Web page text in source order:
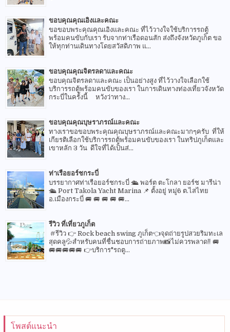
ขอบคุณคุณเอิงและคณะ
ขอขอบพระคุณคุณเอิงและคณะ ที่ไว้วางใจใช้บริการรถตู้
พร้อมคนขับกับเรา รับจากท่าเรือดอนสัก ส่งถึงจังหวัดภูเก็ต ขอ
ให้ทุกท่านเดินทางโดยสวัสดิภาพ แ...
ขอบคุณคุณจิตรลดาและคณะ
ขอบคุณจิตรลดาและคณะ เป็นอย่างสูง ที่ไว้วางใจเลือกใช้
บริการรถตู้พร้อมคนขับของเรา ในการเดินทางท่องเที่ยวจังหวัด
กระบี่ในครั้งนี้ หวังว่าทาง...
ขอบคุณคุณบุษราภรณ์และคณะ
ทางเราขอขอบพระคุณคุณบุษราภรณ์และคณะมากๆครับ ที่ให้
เกียรติเลือกใช้บริการรถตู้พร้อมคนขับของเรา ในทริปภูเก็ตและ
เขาหลัก 3 วัน ดีใจที่ได้เป็นส่...
ท่าเรือยอร์ชกระบี่
บรรยากาศท่าเรือยอร์ชกระบี่ 🛳 พอร์ต ตะโกลา ยอร์ช มารีน่า
🛳 Port Takola Yacht Marina 📌 ตั้งอยู่ หมู่6 ต.ไสไทย
อ.เมืองกระบี่ 🚐 🚐 🚐 🚐 🚐...
รีวิว ที่เที่ยวภูเก็ต
#รีวิว 👉 Rock beach swing ภูเก็ต👈จุดถ่ายรูปสวยริมทะเล
สุดคลู💦สำหรับคนที่ชื่นชอบการถ่ายภาพ📸ไม่ควรพลาด‼️ 🚐
🚐🚐🚐🚐🚐 👉บริการ"รถตู...
โพสต์แนะนำ